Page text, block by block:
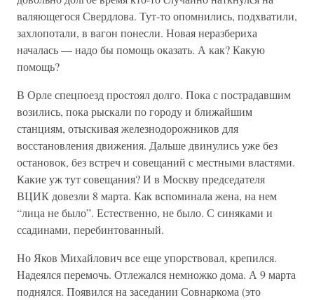
валяющегося Свердлова. Тут-то опомнились, подхватили,
захлопотали, в вагон понесли. Новая неразбериха
началась — надо бы помощь оказать. А как? Какую
помощь?
В Орле спецпоезд простоял долго. Пока с пострадавшим
возились, пока рыскали по городу и ближайшим
станциям, отыскивая железнодорожников для
восстановления движения. Дальше двинулись уже без
остановок, без встреч и совещаний с местными властями.
Какие уж тут совещания? И в Москву председателя
ВЦИК довезли 8 марта. Как вспоминала жена, на нем
“лица не было”. Естественно, не было. С синяками и
ссадинами, перебинтованный.
Но Яков Михайлович все еще упорствовал, крепился.
Надеялся перемочь. Отлежался немножко дома. А 9 марта
поднялся. Появился на заседании Совнаркома (это